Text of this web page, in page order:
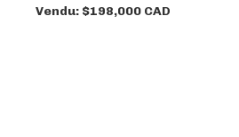
Vendu: $198,000 CAD